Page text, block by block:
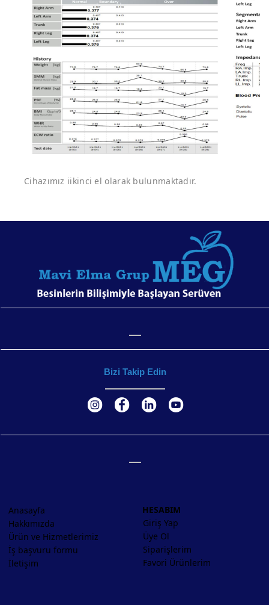
Cihazımız iikinci el olarak bulunmaktadır.
Bizi Takip Edin
Anasayfa
Hakkımızda
Ürün ve Hizmetlerimiz
İş başvuru formu
İletişim
HESABIM
Giriş Yap
Üye Ol
Siparişlerim
Favori Ürünlerim